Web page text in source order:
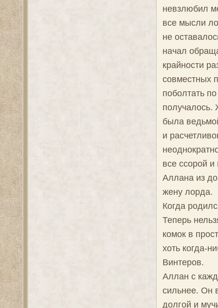
невзлюбил
все мысли
не
начал
крайности
совместных
поболтать
получалось.
была
и
все ссорой
Аллана из
жену лорда.
Когда
Теперь
комок в
хоть когда-
Винтеров.
Аллан с
сильнее. Он
долгой и